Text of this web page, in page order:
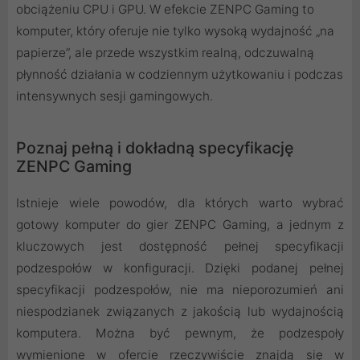
obciążeniu CPU i GPU. W efekcie ZENPC Gaming to
komputer, który oferuje nie tylko wysoką wydajność „na
papierze”, ale przede wszystkim realną, odczuwalną
płynność działania w codziennym użytkowaniu i podczas
intensywnych sesji gamingowych.
Poznaj pełną i dokładną specyfikację
ZENPC Gaming
Istnieje wiele powodów, dla których warto wybrać
gotowy komputer do gier ZENPC Gaming, a jednym z
kluczowych jest dostępność pełnej specyfikacji
podzespołów w konfiguracji. Dzięki podanej pełnej
specyfikacji podzespołów, nie ma nieporozumień ani
niespodzianek związanych z jakością lub wydajnością
komputera. Można być pewnym, że podzespoły
wymienione w ofercie rzeczywiście znajdą się w